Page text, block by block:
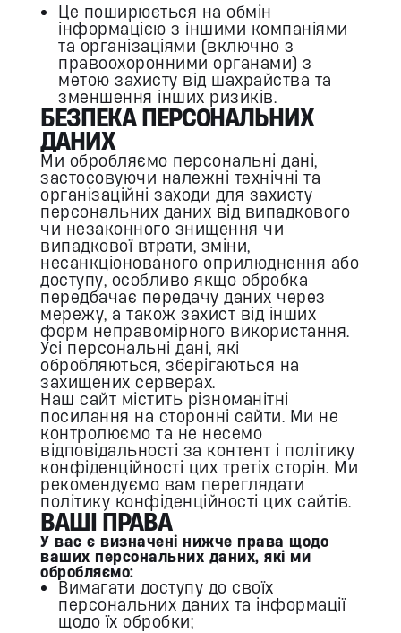
Це поширюється на обмін
інформацією з іншими компаніями
та організаціями (включно з
правоохоронними органами) з
метою захисту від шахрайства та
зменшення інших ризиків.
БЕЗПЕКА ПЕРСОНАЛЬНИХ
ДАНИХ
Ми обробляємо персональні дані,
застосовуючи належні технічні та
організаційні заходи для захисту
персональних даних від випадкового
чи незаконного знищення чи
випадкової втрати, зміни,
несанкціонованого оприлюднення або
доступу, особливо якщо обробка
передбачає передачу даних через
мережу, а також захист від інших
форм неправомірного використання.
Усі персональні дані, які
обробляються, зберігаються на
захищених серверах.
Наш сайт містить різноманітні
посилання на сторонні сайти. Ми не
контролюємо та не несемо
відповідальності за контент і політику
конфіденційності цих третіх сторін. Ми
рекомендуємо вам переглядати
політику конфіденційності цих сайтів.
ВАШІ ПРАВА
У вас є визначені нижче права щодо
ваших персональних даних, які ми
обробляємо:
Вимагати доступу до своїх
персональних даних та інформації
щодо їх обробки;